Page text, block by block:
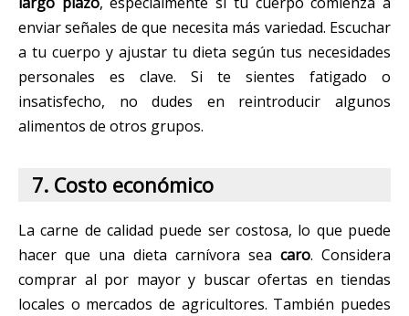
enviar señales de que necesita más variedad. Escuchar
a tu cuerpo y ajustar tu dieta según tus necesidades
personales es clave. Si te sientes fatigado o
insatisfecho, no dudes en reintroducir algunos
alimentos de otros grupos.
7. Costo económico
La carne de calidad puede ser costosa, lo que puede
hacer que una dieta carnívora sea caro. Considera
comprar al por mayor y buscar ofertas en tiendas
locales o mercados de agricultores. También puedes